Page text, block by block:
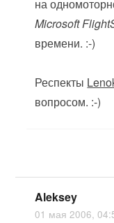
на
Microsoft
времени. :-)
Респекты
вопросом. :-)
Aleksey
01 мая 2006,